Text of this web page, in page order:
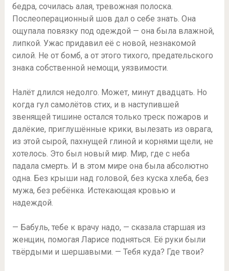
бедра, сочилась алая, тревожная полоска.
Послеоперационный шов дал о себе знать. Она
ощупала повязку под одеждой — она была влажной,
липкой. Ужас придавил её с новой, незнакомой
силой. Не от бомб, а от этого тихого, предательского
знака собственной немощи, уязвимости.
Налёт длился недолго. Может, минут двадцать. Но
когда гул самолётов стих, и в наступившей
звенящей тишине остался только треск пожаров и
далёкие, приглушённые крики, вылезать из оврага,
из этой сырой, пахнущей глиной и корнями щели, не
хотелось. Это был новый мир. Мир, где с неба
падала смерть. И в этом мире она была абсолютно
одна. Без крыши над головой, без куска хлеба, без
мужа, без ребёнка. Истекающая кровью и
надеждой.
— Бабуль, тебе к врачу надо, — сказала старшая из
женщин, помогая Ларисе подняться. Её руки были
твёрдыми и шершавыми. — Тебя куда? Где твои?